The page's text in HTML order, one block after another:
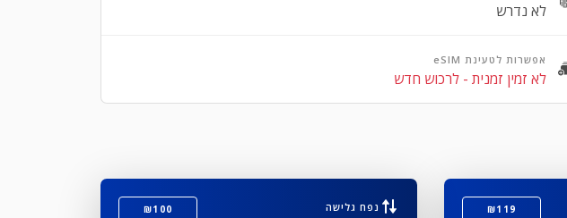
לא נדרש
אפשרות לטעינת eSIM
לא זמין זמנית - לרכוש חדש
₪119 נפח גלישה ₪100